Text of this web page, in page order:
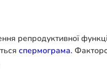
репродуктивної
спермограма.